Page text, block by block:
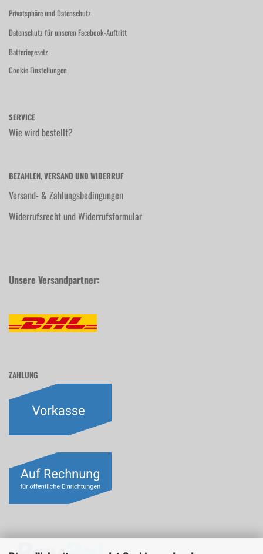
Privatsphäre und Datenschutz
Datenschutz für unseren Facebook-Auftritt
Batteriegesetz
Cookie Einstellungen
SERVICE
Wie wird bestellt?
BEZAHLEN, VERSAND UND WIDERRUF
Versand- & Zahlungsbedingungen
Widerrufsrecht und Widerrufsformular
Unsere Versandpartner:
ZAHLUNG